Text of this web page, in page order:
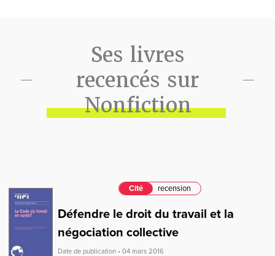
Ses livres
recencés sur
Nonfiction
Cité recension
Défendre le droit du travail et la
négociation collective
Date de publication • 04 mars 2016